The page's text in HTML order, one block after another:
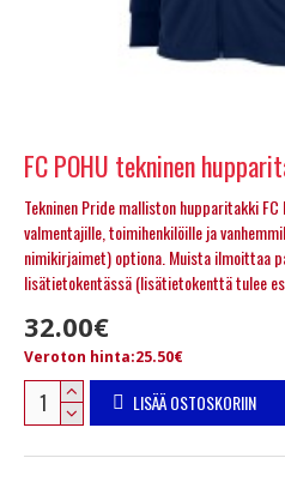
FC POHU tekninen
Tekninen Pride malliston hupparitakki
valmentajille, toimihenkilöille ja
nimikirjaimet) optiona. Muista ilmoittaa
lisätietokentässä (lisätietokenttä tulee
32.00€
Veroton hinta:25.50€
LISÄÄ OSTOSKORIIN